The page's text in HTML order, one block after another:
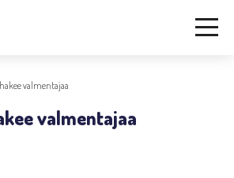
valmentajaa
valmentajaa